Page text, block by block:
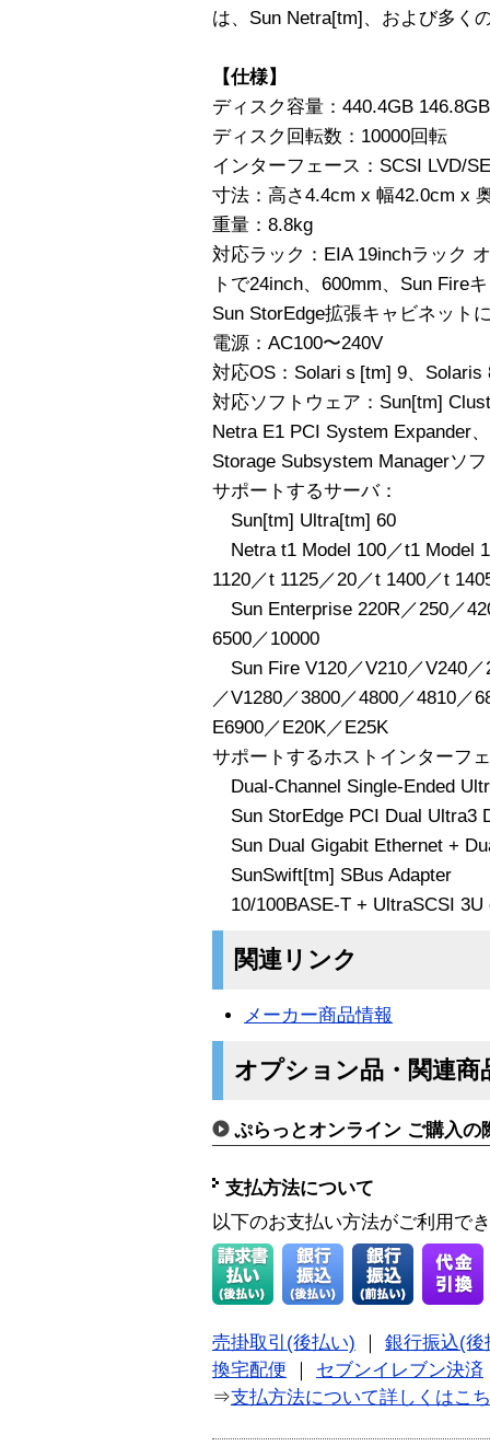
は、Sun Netra[tm]、および多く
【仕様】
ディスク容量：440.4GB
ディスク回転数：10000回転
インターフェース：SCSI LVD/
寸法：高さ4.4cm x 幅42.0cm x
重量：8.8kg
対応ラック：EIA 19inchラック
トで24inch、600mm、Sun Fire
Sun StorEdge拡張キャビネット
電源：AC100〜240V
対応OS：Solariｓ[tm] 9、
対応ソフトウェア：Sun[tm]
Netra E1 PCI System Expander
Storage Subsystem Managerソ
サポートするサーバ：
Sun[tm] Ultra[tm] 60
Netra t1 Model 100／t1 Model
1120／t 1125／20／t 1400／t
Sun Enterprise 220R／250／
6500／10000
Sun Fire V120／V210／V240
／V1280／3800／4800／4810／
E6900／E20K／E25K
サポートするホストインターフ
Dual-Channel Single-Ended
Sun StorEdge PCI Dual Ultra3
Sun Dual Gigabit Ethernet +
SunSwift[tm] SBus Adapter
10/100BASE-T + UltraSCSI 3U
関連リンク
メーカー商品情報
オプション品・関連商
ぷらっとオンライン ご購入の
支払方法について
以下のお支払い方法がご利用で
売掛取引(後払い)
銀行振込(後
換宅配便
セブンイレブン決済
⇒支払方法について詳しくはこ